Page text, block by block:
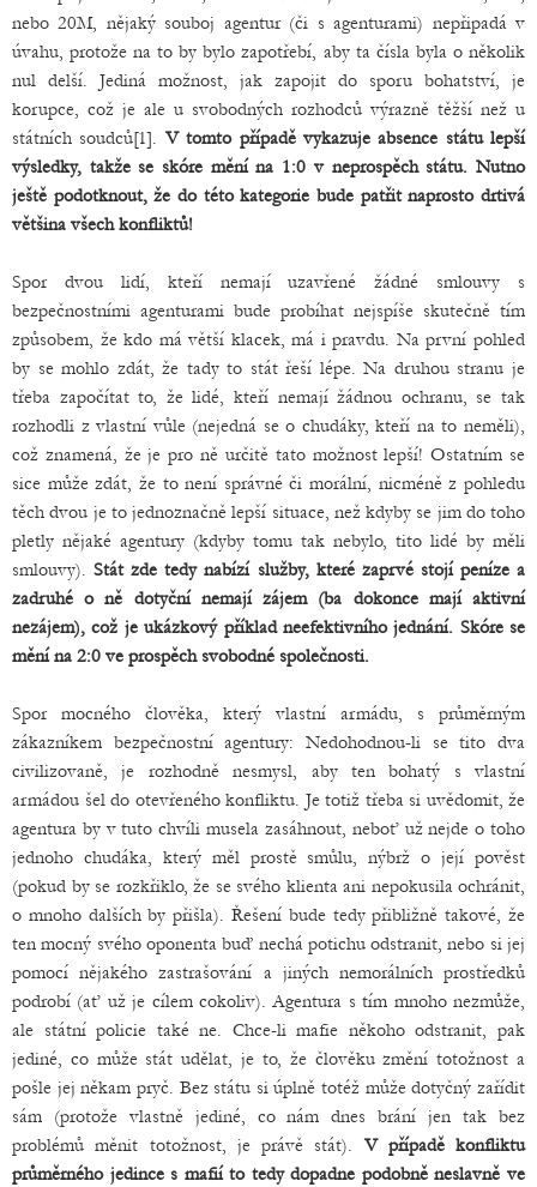
nebo 20M, nějaký souboj agentur (či s agenturami) nepřipadá v
úvahu, protože na to by bylo zapotřebí, aby ta čísla byla o několik
nul delší. Jediná možnost, jak zapojit do sporu bohatství, je
korupce, což je ale u svobodných rozhodců výrazně těžší než u
státních soudců[1]. V tomto případě vykazuje absence státu lepší
výsledky, takže se skóre mění na 1:0 v neprospěch státu. Nutno
ještě podotknout, že do této kategorie bude patřit naprosto drtivá
většina všech konfliktů!
Spor dvou lidí, kteří nemají uzavřené žádné smlouvy s
bezpečnostními agenturami bude probíhat nejspíše skutečně tím
způsobem, že kdo má větší klacek, má i pravdu. Na první pohled
by se mohlo zdát, že tady to stát řeší lépe. Na druhou stranu je
třeba započítat to, že lidé, kteří nemají žádnou ochranu, se tak
rozhodli z vlastní vůle (nejedná se o chudáky, kteří na to neměli),
což znamená, že je pro ně určitě tato možnost lepší! Ostatním se
sice může zdát, že to není správné či morální, nicméně z pohledu
těch dvou je to jednoznačně lepší situace, než kdyby se jim do toho
pletly nějaké agentury (kdyby tomu tak nebylo, tito lidé by měli
smlouvy).Stát zde tedy nabízí služby, které zaprvé stojí peníze a
zadruhé o ně dotyční nemají zájem (ba dokonce mají aktivní
nezájem), což je ukázkový příklad neefektivního jednání. Skóre se
mění na 2:0 ve prospěch svobodné společnosti.
Spor mocného člověka, který vlastní armádu, s průměrným
zákazníkem bezpečnostní agentury: Nedohodnou-li se tito dva
civilizovaně, je rozhodně nesmysl, aby ten bohatý s vlastní
armádou šel do otevřeného konfliktu. Je totiž třeba si uvědomit, že
agentura by v tuto chvíli musela zasáhnout, neboť už nejde o toho
jednoho chudáka, který měl prostě smůlu, nýbrž o její pověst
(pokud by se rozkřiklo, že se svého klienta ani nepokusila ochránit,
o mnoho dalších by přišla). Řešení bude tedy přibližně takové, že
ten mocný svého oponenta buď nechá potichu odstranit, nebo si jej
pomocí nějakého zastrašování a jiných nemorálních prostředků
podrobí (ať už je cílem cokoliv). Agentura s tím mnoho nezmůže,
ale státní policie také ne. Chce-li mafie někoho odstranit, pak
jediné, co může stát udělat, je to, že člověku změní totožnost a
pošle jej někam pryč. Bez státu si úplně totéž může dotyčný zařídit
sám (protože vlastně jediné, co nám dnes brání jen tak bez
problémů měnit totožnost, je právě stát). V případě konfliktu
průměrného jedince s mafií to tedy dopadne podobně neslavně ve